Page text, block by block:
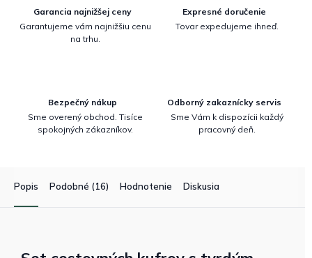
Garancia najnižšej ceny
Garantujeme vám najnižšiu cenu
na trhu.
Expresné doručenie
Tovar expedujeme ihneď.
Bezpečný nákup
Sme overený obchod. Tisíce
spokojných zákazníkov.
Odborný zakaznícky servis
Sme Vám k dispozícii každý
pracovný deň.
Popis Podobné (16) Hodnotenie Diskusia